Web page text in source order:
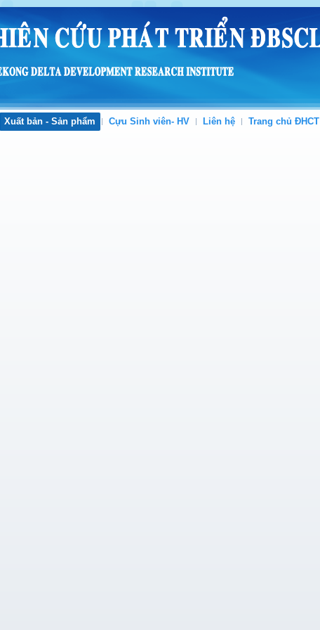
Xuất bản - Sản phẩm Cựu Sinh viên- HV Liên hệ Trang chủ ĐHCT